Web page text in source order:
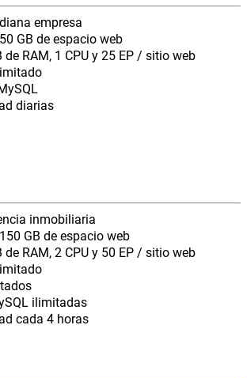
empresa
GB de espacio web
de RAM, 1 CPU y 25 EP / sitio web
diarias
inmobiliaria
GB de espacio web
de RAM, 2 CPU y 50 EP / sitio web
ilimitadas
cada 4 horas